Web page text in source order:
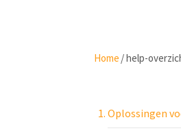
Home /help-
Oplossingen